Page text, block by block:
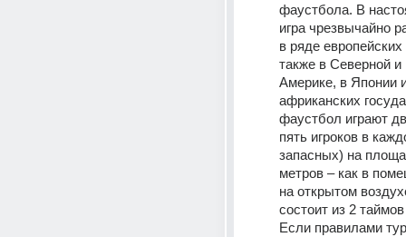
фаустбола. В
игра чрезвычайно
в ряде европейских
также в Северной
Америке, в Японии
африканских
фаустбол играют
пять игроков в
запасных) на
метров – как в
на открытом
состоит из 2
Если правилами